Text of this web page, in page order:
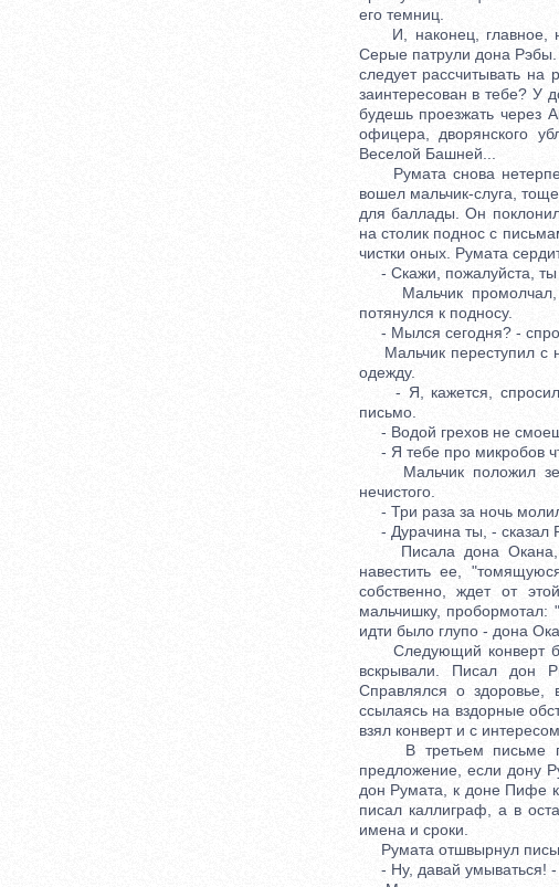
его темниц.
И, наконец, главное,
Серые патрули дона Рэбы.
следует рассчитывать
заинтересован в тебе? У
будешь проезжать через
офицера, дворянского
Веселой Башней...
Румата снова
вошел мальчик-слуга,
для баллады. Он
на столик поднос с
чистки оных. Румата
- Скажи, пожалуйста, ты
Мальчик промолчал,
потянулся к подносу.
- Мылся сегодня? -
Мальчик переступил с
одежду.
- Я, кажется, спросил
письмо.
- Водой грехов не
- Я тебе про микробов
Мальчик положил
нечистого.
- Три раза за ночь
- Дурачина ты, - сказал
Писала дона Окана,
навестить ее,
собственно, ждет от
мальчишку,
идти было глупо - дона
Следующий конверт
вскрывали. Писал дон
Справлялся о здоровье,
ссылаясь на вздорные
взял конверт и с
В третьем письме
предложение, если дону
дон Румата, к доне Пифе
писал каллиграф, а в
имена и сроки.
Румата отшвырнул
- Ну, давай умываться! -